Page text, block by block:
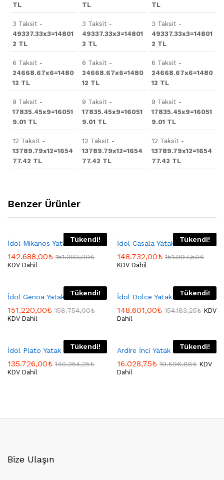
TL
3 Taksit -
49337.33x3=14801
2 TL
6 Taksit -
24668.67x6=1480
12 TL
9 Taksit -
17835.45x9=16051
9.01 TL
12 Taksit -
13789.79x12=1654
77.42 TL
TL
3 Taksit -
49337.33x3=14801
2 TL
6 Taksit -
24668.67x6=1480
12 TL
9 Taksit -
17835.45x9=16051
9.01 TL
12 Taksit -
13789.79x12=1654
77.42 TL
TL
3 Taksit -
49337.33x3=14801
2 TL
6 Taksit -
24668.67x6=1480
12 TL
9 Taksit -
17835.45x9=16051
9.01 TL
12 Taksit -
13789.79x12=1654
77.42 TL
Benzer Ürünler
Tükendi!
İdol Mikanos Yatak Odası
142.688,00₺ 151.393,00₺
KDV Dahil
Tükendi!
İdol Casala Yatak Odası
148.732,00₺ 151.997,50₺
KDV Dahil
Tükendi!
İdol Genoa Yatak Odası
151.220,00₺ 158.754,00₺
KDV Dahil
Tükendi!
İdol Dolce Yatak Odası
148.601,00₺ 154.183,25₺ KDV
Dahil
Tükendi!
İdol Plato Yatak Odası
135.726,00₺ 140.354,25₺
KDV Dahil
Tükendi!
Ardire İnci Yatak Odası
16.028,75₺ 19.596,88₺ KDV
Dahil
Bize Ulaşın